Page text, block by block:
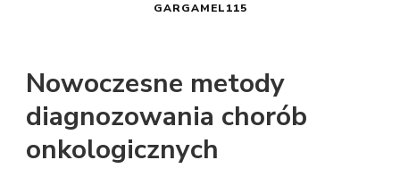
GARGAMEL115
Nowoczesne metody
diagnozowania chorób
onkologicznych